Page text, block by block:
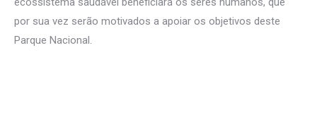
por sua vez serão motivados a apoiar os objetivos deste
Parque Nacional.